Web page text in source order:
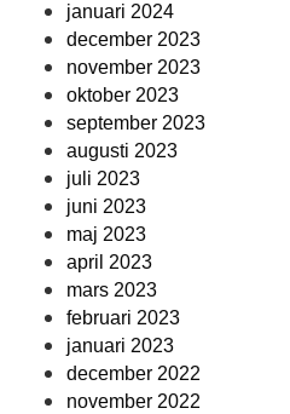
januari 2024
december 2023
november 2023
oktober 2023
september 2023
augusti 2023
juli 2023
juni 2023
maj 2023
april 2023
mars 2023
februari 2023
januari 2023
december 2022
november 2022